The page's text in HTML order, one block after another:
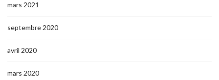
mars 2021
septembre 2020
avril 2020
mars 2020